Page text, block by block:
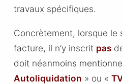
travaux spécifiques.
Concrètement, lorsque
facture, il n’y inscrit pas
doit néanmoins
Autoliquidation » ou «